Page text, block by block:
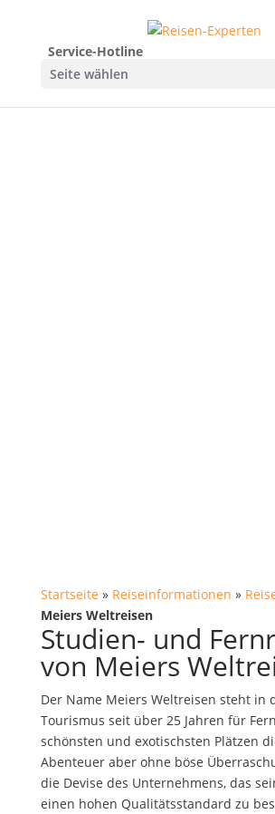
Service-Hotline
Seite wählen
Startseite » Reiseinformationen »
Meiers Weltreisen
Studien- und
von Meiers
Der Name Meiers Weltreisen steht in
Tourismus seit über 25 Jahren für
schönsten und exotischsten Plätzen
Abenteuer aber ohne böse
die Devise des Unternehmens, das
einen hohen Qualitätsstandard zu